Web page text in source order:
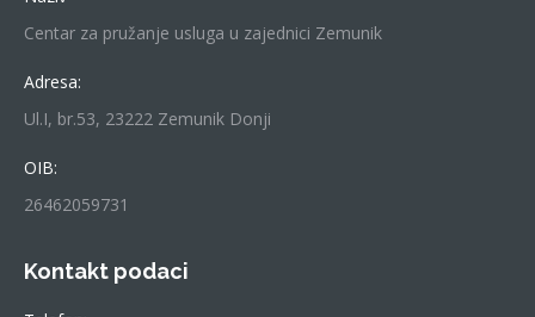
Centar za pružanje usluga u zajednici Zemunik
Adresa:
Ul.I, br.53, 23222 Zemunik Donji
OIB:
26462059731
Kontakt podaci